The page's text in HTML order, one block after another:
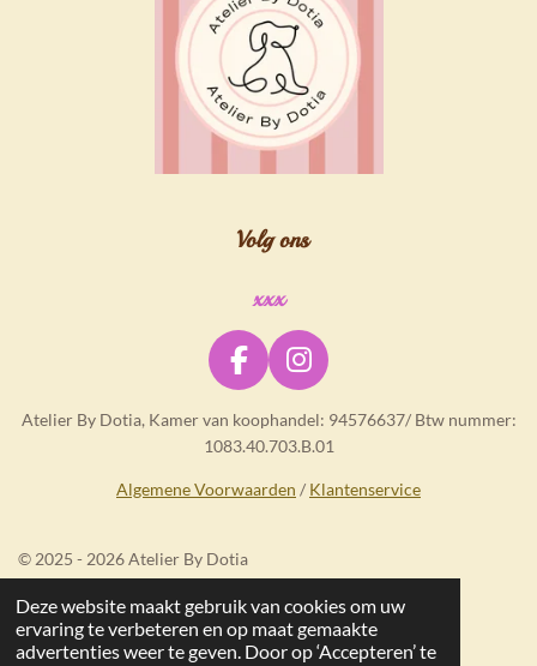
Deze website maakt gebruik van cookies om uw
ervaring te verbeteren en op maat gemaakte
advertenties weer te geven. Door op ‘Accepteren’ te
Volg ons
xxx
F
c
e
b
k
I
s
t
a
a
m
Atelier By Dotia, Kamer van koophandel: 94576637/ Btw nummer:
1083.40.703.B.01
Algemene Voorwaarden / Klantenservice
© 2025 - 2026 Atelier By Dotia